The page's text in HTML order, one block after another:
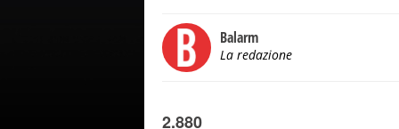
Balarm
La redazione
2.880